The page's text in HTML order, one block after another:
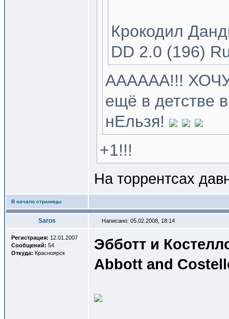
Крокодил
DD 2.0 (196)
АААААА!!!
ещё в детстве
нЕльзя!
+1!!!
На торрентсах
В начало страницы
Saros Написано: 05.02.2008, 18:14
Регистрация: 12.01.2007
Сообщений: 54
Откуда: Красноярск
Эбботт и
Abbott and